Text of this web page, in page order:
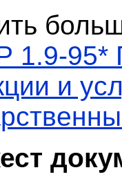
1.9-95*
и